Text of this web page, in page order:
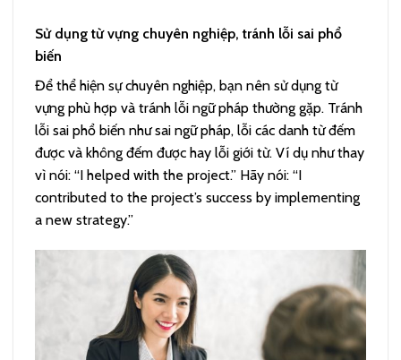
Sử dụng từ vựng chuyên nghiệp, tránh lỗi sai phổ
biến
Để thể hiện sự chuyên nghiệp, bạn nên sử dụng từ
vựng phù hợp và tránh lỗi ngữ pháp thường gặp. Tránh
lỗi sai phổ biến như sai ngữ pháp, lỗi các danh từ đếm
được và không đếm được hay lỗi giới từ. Ví dụ như thay
vì nói: “I helped with the project.” Hãy nói: “I
contributed to the project’s success by implementing
a new strategy.”